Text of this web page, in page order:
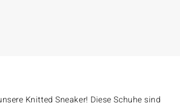
Knitted Sneaker! Diese Schuhe sind